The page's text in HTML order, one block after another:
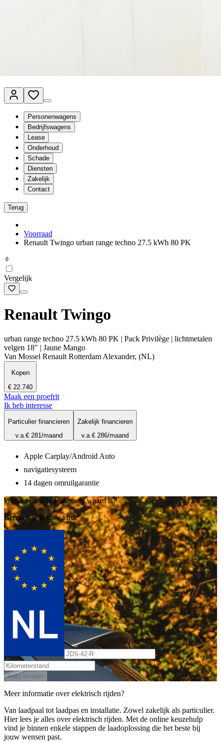
Personenwagens
Bedrijfswagens
Lease
Onderhoud
Schade
Diensten
Zakelijk
Contact
Terug
Voorraad
Renault Twingo urban range techno 27.5 kWh 80 PK
Vergelijk
Renault Twingo
urban range techno 27.5 kWh 80 PK | Pack Privilège | lichtmetalen
velgen 18" | Jaune Mango
Van Mossel Renault Rotterdam Alexander, (NL)
Kopen
€ 22.740
Maak een proefrit
Ik heb interesse
Particulier financieren
v.a.€ 281/maand
Zakelijk financieren
v.a.€ 286/maand
Apple Carplay/Android Auto
navigatiesysteem
14 dagen omruilgarantie
Weten wat je huidige auto waard is?
Bereken je inruilwaarde
Auto inruilen
Meer informatie over elektrisch rijden?
Van laadpaal tot laadpas en installatie. Zowel zakelijk als particulier.
Hier lees je alles over elektrisch rijden. Met de online keuzehulp
vind je binnen enkele stappen de laadoplossing die het beste bij
jouw wensen past.